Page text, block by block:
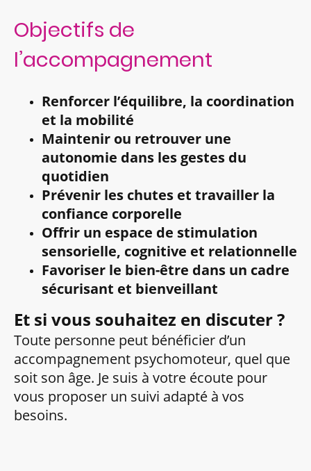
Objectifs de
l’accompagnement
Renforcer l’équilibre, la coordination
et la mobilité
Maintenir ou retrouver une
autonomie dans les gestes du
quotidien
Prévenir les chutes et travailler la
confiance corporelle
Offrir un espace de stimulation
sensorielle, cognitive et relationnelle
Favoriser le bien-être dans un cadre
sécurisant et bienveillant
Et si vous souhaitez en discuter ?
Toute personne peut bénéficier d’un
accompagnement psychomoteur, quel que
soit son âge. Je suis à votre écoute pour
vous proposer un suivi adapté à vos
besoins.